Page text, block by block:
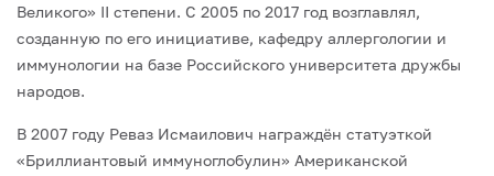
Великого» II степени. С 2005 по 2017 год возглавлял,
созданную по его инициативе, кафедру аллергологии и
иммунологии на базе Российского университета дружбы
народов.
В 2007 году Реваз Исмаилович награждён статуэткой
«Бриллиантовый иммуно­глобулин» Американской